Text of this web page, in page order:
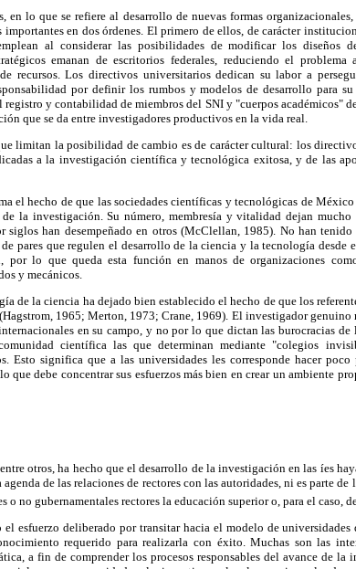
en lo que se refiere al desarrollo de nuevas formas
importantes en dos órdenes. El primero de ellos, de carácter
al considerar las posibilidades de modificar los diseños
emanan de escritorios federales, reduciendo el
recursos. Los directivos universitarios dedican su labor a
por definir los rumbos y modelos de desarrollo para
registro y contabilidad de miembros del SNI y "cuerpos académicos"
que se da entre investigadores productivos en la vida real.
limitan la posibilidad de cambio es de carácter cultural: los
a la investigación científica y tecnológica exitosa, y de las
el hecho de que las sociedades científicas y tecnológicas de
la investigación. Su número, membresía y vitalidad dejan mucho
siglos han desempeñado en otros (McClellan, 1985). No han
pares que regulen el desarrollo de la ciencia y la tecnología desde
por lo que queda esta función en manos de organizaciones
y mecánicos.
de la ciencia ha dejado bien establecido el hecho de que los
1965; Merton, 1973; Crane, 1969). El investigador genuino
en su campo, y no por lo que dictan las burocracias
científica las que determinan mediante "colegios
Esto significa que a las universidades les corresponde hacer poco
que debe concentrar sus esfuerzos más bien en crear un ambiente
otros, ha hecho que el desarrollo de la investigación en las íes
de las relaciones de rectores con las autoridades, ni es parte
o no gubernamentales rectores la educación superior o, para el caso,
el esfuerzo deliberado por transitar hacia el modelo de
requerido para realizarla con éxito. Muchas son las
a fin de comprender los procesos responsables del avance de